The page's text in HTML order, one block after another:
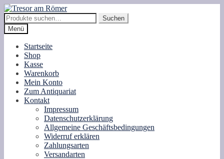
Zur
Navigation
springen
Zum
Inhalt
springen
Suche
nach:
Suchen
Menü
Startseite
Shop
Kasse
Warenkorb
Mein Konto
Zum Antiquariat
Kontakt
Impressum
Datenschutzerklärung
Allgemeine Geschäftsbedingungen
Widerruf erklären
Zahlungsarten
Versandarten